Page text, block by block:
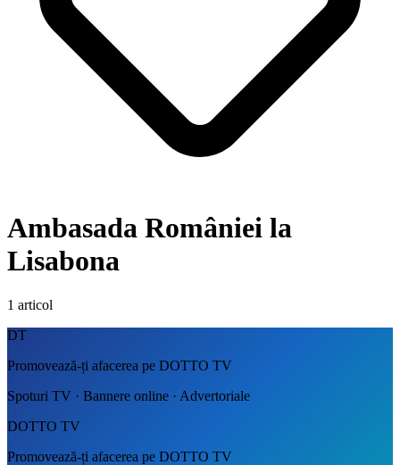
Ambasada României la
Lisabona
1 articol
DT
Promovează-ți afacerea pe DOTTO TV
Spoturi TV · Bannere online · Advertoriale
DOTTO TV
Promovează-ți afacerea pe DOTTO TV